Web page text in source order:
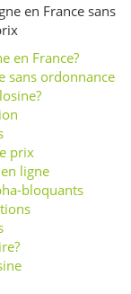
en France sans
en France?
sans ordonnance
prix
ligne
bloquants